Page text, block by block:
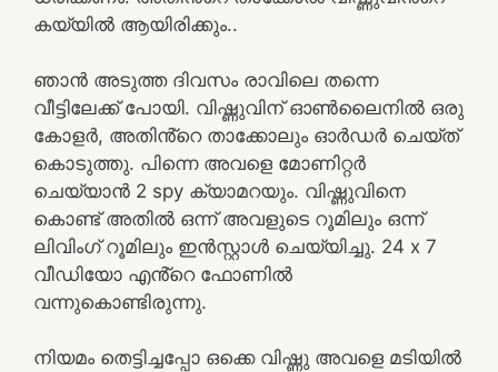
കയ്യിൽ ആയിരിക്കും..
ഞാൻ അടുത്ത ദിവസം രാവിലെ തന്നെ
വീട്ടിലേക്ക് പോയി. വിഷ്ണുവിന് ഓൺലൈനിൽ ഒരു
കോളർ, അതിൻ്റെ താക്കോലും ഓർഡർ ചെയ്ത്
കൊടുത്തു. പിന്നെ അവളെ മോണിറ്റർ
ചെയ്യാൻ 2 spy ക്യാമറയും. വിഷ്ണുവിനെ
കൊണ്ട് അതിൽ ഒന്ന് അവളുടെ റൂമിലും ഒന്ന്
ലിവിംഗ് റൂമിലും ഇൻസ്റ്റാൾ ചെയ്യിച്ചു. 24 x 7
വീഡിയോ എൻ്റെ ഫോണിൽ
വന്നുകൊണ്ടിരുന്നു.
നിയമം തെട്ടിച്ചപ്പോ ഒക്കെ വിഷ്ണു അവളെ മടിയിൽ